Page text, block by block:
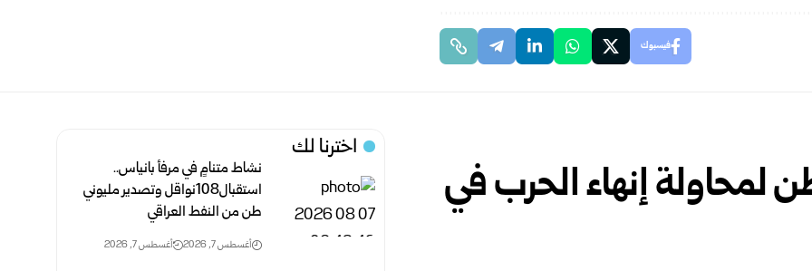
فيسبوك
لمحاولة إنهاء الحرب في
اخترنا لك
نشاط متنامٍ في مرفأ بانياس..
استقبال108نواقل وتصدير مليوني
طن من النفط العراقي
أغسطس 7, 2026 أغسطس 7, 2026